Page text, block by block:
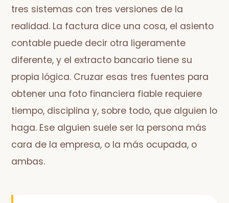
tres sistemas con tres versiones de la
realidad. La factura dice una cosa, el asiento
contable puede decir otra ligeramente
diferente, y el extracto bancario tiene su
propia lógica. Cruzar esas tres fuentes para
obtener una foto financiera fiable requiere
tiempo, disciplina y, sobre todo, que alguien lo
haga. Ese alguien suele ser la persona más
cara de la empresa, o la más ocupada, o
ambas.